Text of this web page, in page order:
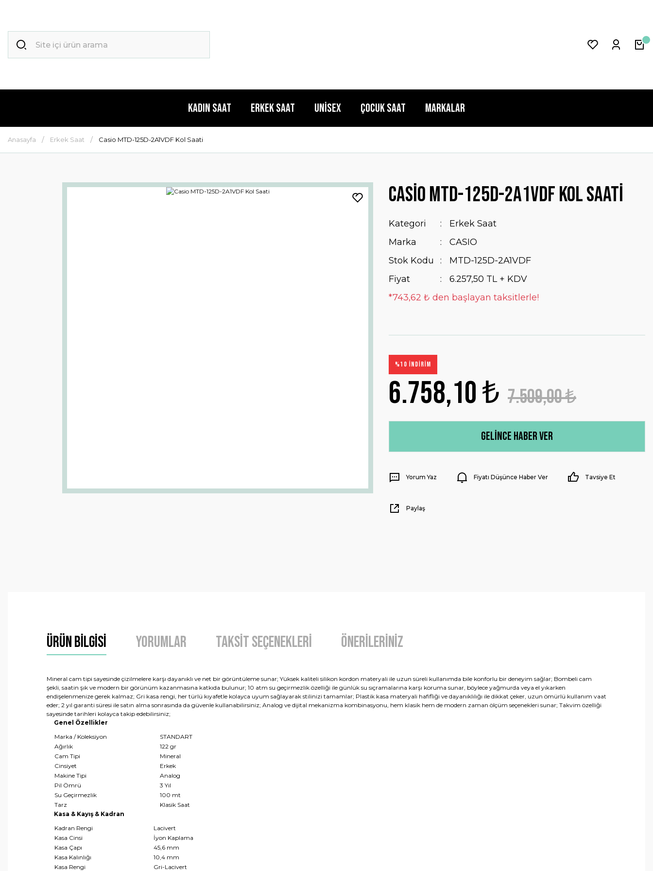
Kadın Saat Erkek Saat Unisex Çocuk Saat Markalar
Anasayfa Erkek Saat Casio MTD-125D-2A1VDF Kol Saati
Casio MTD-125D-2A1VDF Kol Saati
Kategori
Erkek Saat
Marka
CASIO
Stok Kodu
MTD-125D-2A1VDF
Fiyat
6.257,50 TL + KDV
*743,62 ₺ den başlayan taksitlerle!
%10 İNDİRİM
6.758,10 ₺ 7.509,00 ₺
Gelince Haber Ver
Yorum Yaz Fiyatı Düşünce Haber Ver Tavsiye Et
Paylaş
Ürün Bilgisi Yorumlar Taksit Seçenekleri Önerileriniz
Mineral cam tipi sayesinde çizilmelere karşı dayanıklı ve net bir görüntüleme sunar; Yüksek kaliteli silikon kordon materyali ile uzun süreli kullanımda bile konforlu bir deneyim sağlar; Bombeli cam
şekli, saatin şık ve modern bir görünüm kazanmasına katkıda bulunur; 10 atm su geçirmezlik özelliği ile günlük su sıçramalarına karşı koruma sunar, böylece yağmurda veya el yıkarken
endişelenmenize gerek kalmaz; Gri kasa rengi, her türlü kıyafetle kolayca uyum sağlayarak stilinizi tamamlar; Plastik kasa materyali hafifliği ve dayanıklılığı ile dikkat çeker, uzun ömürlü kullanım vaat
eder; 2 yıl garanti süresi ile satın alma sonrasında da güvenle kullanabilirsiniz; Analog ve dijital mekanizma kombinasyonu, hem klasik hem de modern zaman ölçüm seçenekleri sunar; Takvim özelliği
sayesinde tarihleri kolayca takip edebilirsiniz;
Genel Özellikler
Marka / Koleksiyon
STANDART
Ağırlık
122 gr
Cam Tipi
Mineral
Cinsiyet
Erkek
Makine Tipi
Analog
Pil Ömrü
3 Yıl
Su Geçirmezlik
100 mt
Tarz
Klasik Saat
Kasa & Kayış & Kadran
Kadran Rengi
Lacivert
Kasa Cinsi
İyon Kaplama
Kasa Çapı
45,6 mm
Kasa Kalınlığı
10,4 mm
Kasa Rengi
Gri-Lacivert